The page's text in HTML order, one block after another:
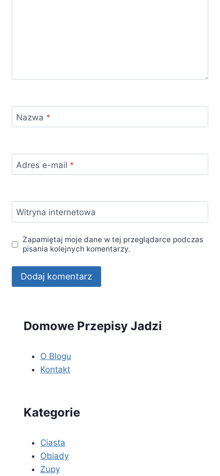
Nazwa *
Adres e-mail *
Witryna internetowa
Zapamiętaj moje dane w tej przeglądarce podczas
pisania kolejnych komentarzy.
Domowe Przepisy Jadzi
O Blogu
Kontakt
Kategorie
Ciasta
Obiady
Zupy